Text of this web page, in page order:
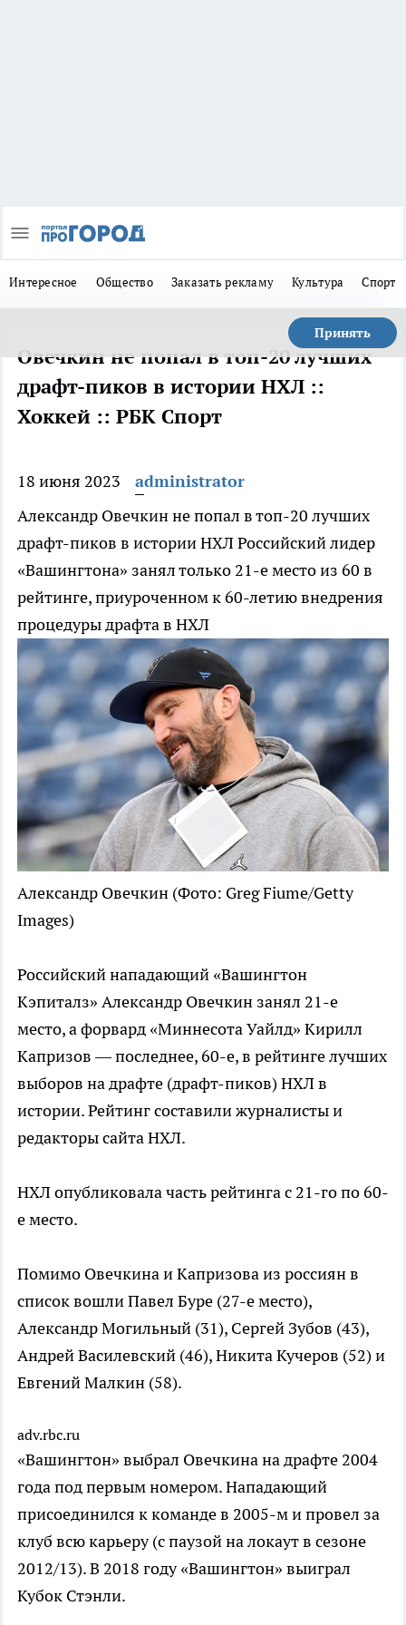
Интересное Общество Заказать рекламу Культура Спорт
Принять
Овечкин не попал в топ-20 лучших
драфт-пиков в истории НХЛ ::
Хоккей :: РБК Спорт
18 июня 2023
administrator
Александр Овечкин не попал в топ-20 лучших
драфт-пиков в истории НХЛРоссийский лидер
«Вашингтона» занял только 21-е место из 60 в
рейтинге, приуроченном к 60-летию внедрения
процедуры драфта в НХЛ
Александр Овечкин (Фото: Greg Fiume/Getty
Images)
Российский нападающий «Вашингтон
Кэпиталз» Александр Овечкин занял 21-е
место, а форвард «Миннесота Уайлд» Кирилл
Капризов — последнее, 60-е, в рейтинге лучших
выборов на драфте (драфт-пиков) НХЛ в
истории. Рейтинг составили журналисты и
редакторы сайта НХЛ.
НХЛ опубликовала часть рейтинга с 21-го по 60-
е место.
Помимо Овечкина и Капризова из россиян в
список вошли Павел Буре (27-е место),
Александр Могильный (31), Сергей Зубов (43),
Андрей Василевский (46), Никита Кучеров (52) и
Евгений Малкин (58).
adv.rbc.ru
«Вашингтон» выбрал Овечкина на драфте 2004
года под первым номером. Нападающий
присоединился к команде в 2005-м и провел за
клуб всю карьеру (с паузой на локаут в сезоне
2012/13). В 2018 году «Вашингтон» выиграл
Кубок Стэнли.